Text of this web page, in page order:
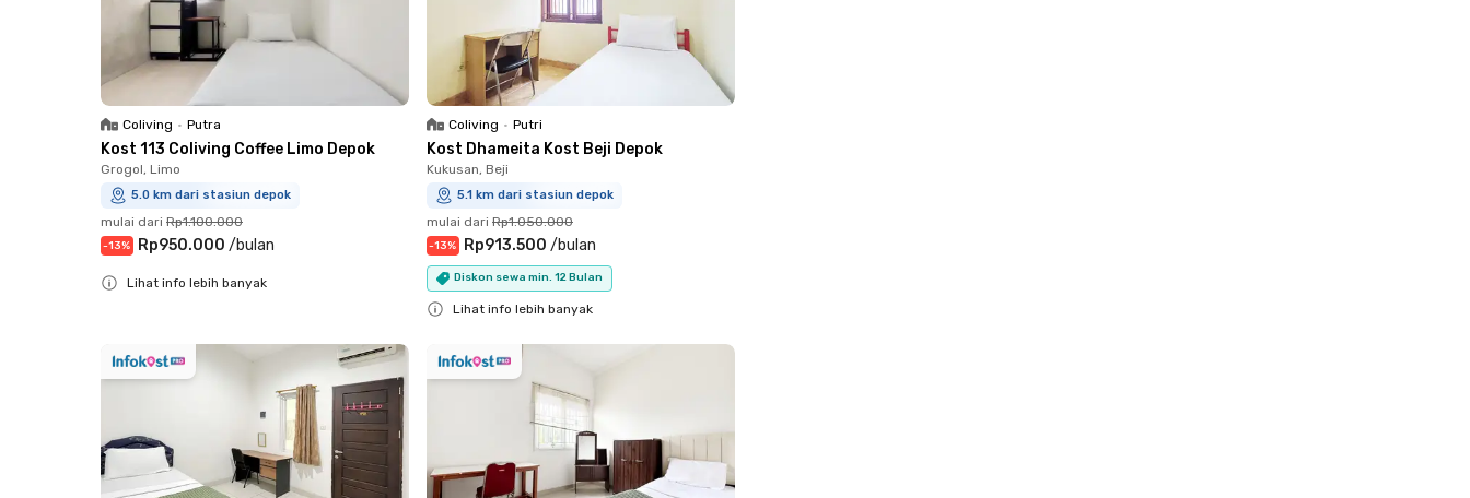
Coliving • Putra
Kost 113 Coliving Coffee Limo Depok
Grogol, Limo
5.0 km dari stasiun depok
mulai dari Rp1.100.000
-13% Rp950.000 /bulan
Lihat info lebih banyak
Coliving • Putri
Kost Dhameita Kost Beji Depok
Kukusan, Beji
5.1 km dari stasiun depok
mulai dari Rp1.050.000
-13% Rp913.500 /bulan
Diskon sewa min. 12 Bulan
Lihat info lebih banyak